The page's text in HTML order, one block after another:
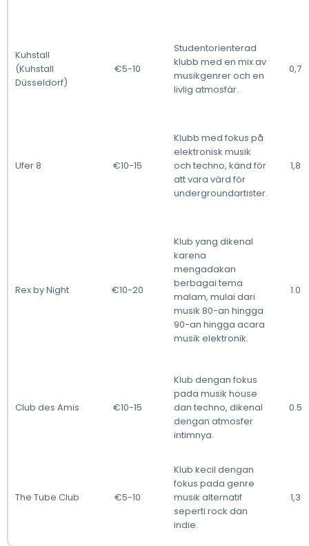
Kuhstall
(Kuhstall
Düsseldorf)
€5-10
Studentorienterad
klubb med en mix av
musikgenrer och en
livlig atmosfär.
0,7
Ufer 8 €10-15
Klubb med fokus på
elektronisk musik
och techno, känd för
att vara värd för
undergroundartister.
1,8
Rex by Night €10-20
Klub yang dikenal
karena
mengadakan
berbagai tema
malam, mulai dari
musik 80-an hingga
90-an hingga acara
musik elektronik.
1.0
Club des Amis €10-15
Klub dengan fokus
pada musik house
dan techno, dikenal
dengan atmosfer
intimnya.
0.5
The Tube Club €5-10
Klub kecil dengan
fokus pada genre
musik alternatif
seperti rock dan
indie.
1,3